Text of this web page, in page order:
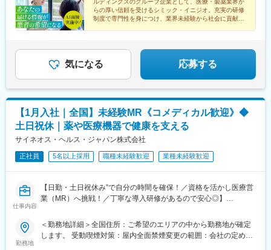
ルディングスのグループ企業として、医療・製薬業界か
らの厚い信頼を受けるシミック・イニジオ。充実の研修
制度で専門性を身につけ、業界未経験から社会に貢献す
気になる 応募する
【1月入社｜全国】未経験MR《コメディカル歓迎》◆
土日祝休｜薬や医療機器で健康を支える
サイネオス・ヘルス・ジャパン株式会社
正社員 5名以上採用 職種未経験歓迎 業種未経験歓迎
仕事内容
【日勤・土日祝休み”で自分の時間を確保！／資格を活かし医療営
業（MR）へ挑戦！／丁寧な導入研修があるので安心◎】
《資格と想いがあれば活躍できる！》
「誰かのためになる仕事がしたい」「社会貢献につながる仕事を
勤務地
＜勤務地詳細＞全国住所：ご希望のエリアの中から勤務地が確定
します。 受動喫煙対策：屋内全面禁煙変更の範囲：会社の定める